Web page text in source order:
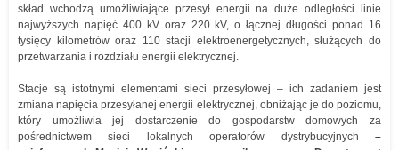
skład wchodzą umożliwiające przesył energii na duże odległości linie
najwyższych napięć 400 kV oraz 220 kV, o łącznej długości ponad 16
tysięcy kilometrów oraz 110 stacji elektroenergetycznych, służących do
przetwarzania i rozdziału energii elektrycznej.
Stacje są istotnymi elementami sieci przesyłowej – ich zadaniem jest
zmiana napięcia przesyłanej energii elektrycznej, obniżając je do poziomu,
który umożliwia jej dostarczenie do gospodarstw domowych za
pośrednictwem sieci lokalnych operatorów dystrybucyjnych –